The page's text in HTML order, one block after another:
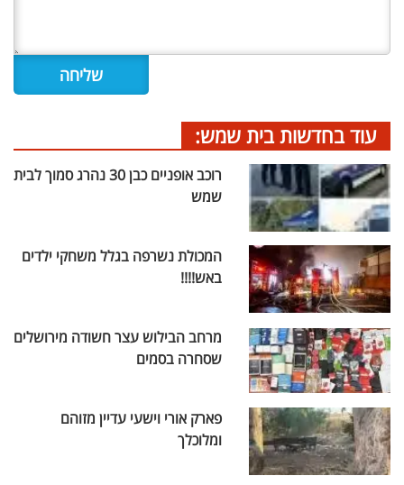
עוד בחדשות בית שמש:
רוכב אופניים כבן 30 נהרג סמוך לבית
שמש
המכולת נשרפה בגלל משחקי ילדים
באש!!!!
מרחב הבילוש עצר חשודה מירושלים
שסחרה בסמים
פארק אורי וישעי עדיין מזוהם
ומלוכלך